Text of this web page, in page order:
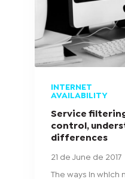
INTERNET
AVAILABILITY
Service
control,
differences
21 de June de 2017
The ways in which